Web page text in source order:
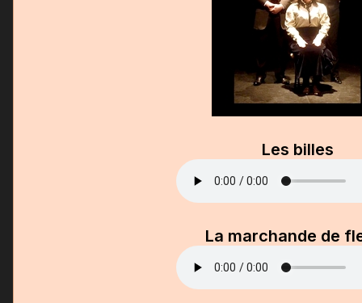
Les billes
La marchande de